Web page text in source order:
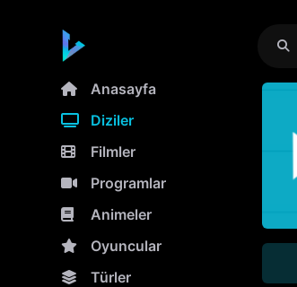
Anasayfa
Diziler
Filmler
Programlar
Animeler
Oyuncular
Türler